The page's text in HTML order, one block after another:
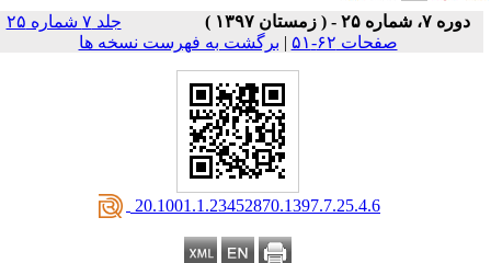
دوره ۷، شماره ۲۵ - ( زمستان ۱۳۹۷ )
جلد ۷ شماره ۲۵
صفحات ۶۲-۵۱
|برگشت به فهرست نسخه ها
‎ 20.1001.1.23452870.1397.7.25.4.6